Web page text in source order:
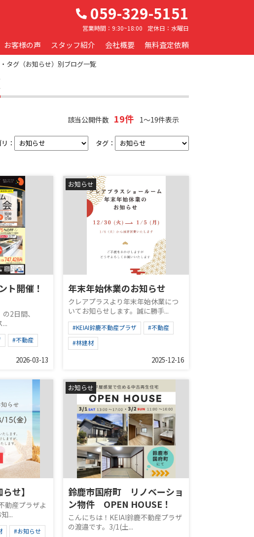
059-329-5151
営業時間： 9:30~18:00 定休日： 水曜日
お客様の声 スタッフ紹介 会社概要 無料査定依頼
タグ（お知らせ）別ブログ一覧
該当公開件数 19件 1～19件表示
： タグ：
ト開催！
2日間、
#不動産
2026-03-13
お知らせ
年末年始休業のお知らせ
クレアプラスより年末年始休業につ
いてお知らせします。誠に勝手...
#KEIAI鈴鹿不動産プラザ
#不動産
#林建材
2025-12-16
せ】
動産プラザよ
...
#お知らせ
お知らせ
鈴鹿市国府町 リノベーショ
ン物件 OPEN HOUSE！
こんにちは！KEIAI鈴鹿不動産プラザ
の渡邉です。3/1(土...